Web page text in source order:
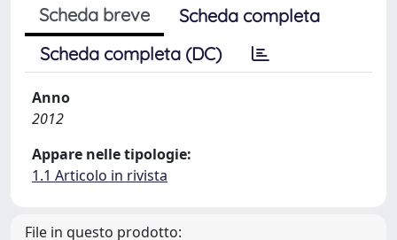
Scheda breve
Scheda completa
Scheda completa (DC)
Anno
2012
Appare nelle tipologie:
1.1 Articolo in rivista
File in questo prodotto: